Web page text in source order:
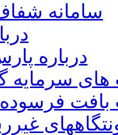
سامانه
درباره
سرمایه
بافت